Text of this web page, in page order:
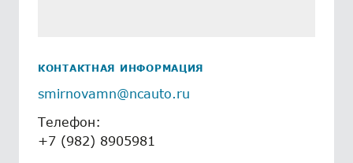
КОНТАКТНАЯ ИНФОРМАЦИЯ
smirnovamn@ncauto.ru
Телефон:
+7 (982) 8905981